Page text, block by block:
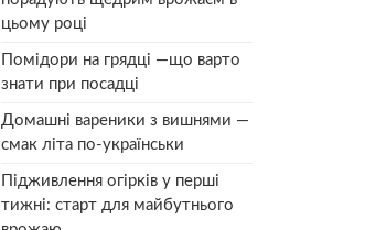
цьому році
Помідори на грядці —що варто
знати при посадці
Домашні вареники з вишнями —
смак літа по-українськи
Підживлення огірків у перші
тижні: старт для майбутнього